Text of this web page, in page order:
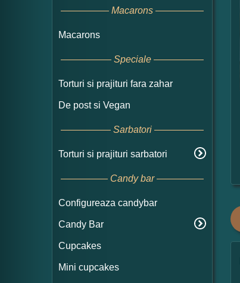
Macarons
Macarons
Speciale
Torturi si prajituri fara zahar
De post si Vegan
Sarbatori
Torturi si prajituri sarbatori
Candy bar
Configureaza candybar
Candy Bar
Cupcakes
Mini cupcakes